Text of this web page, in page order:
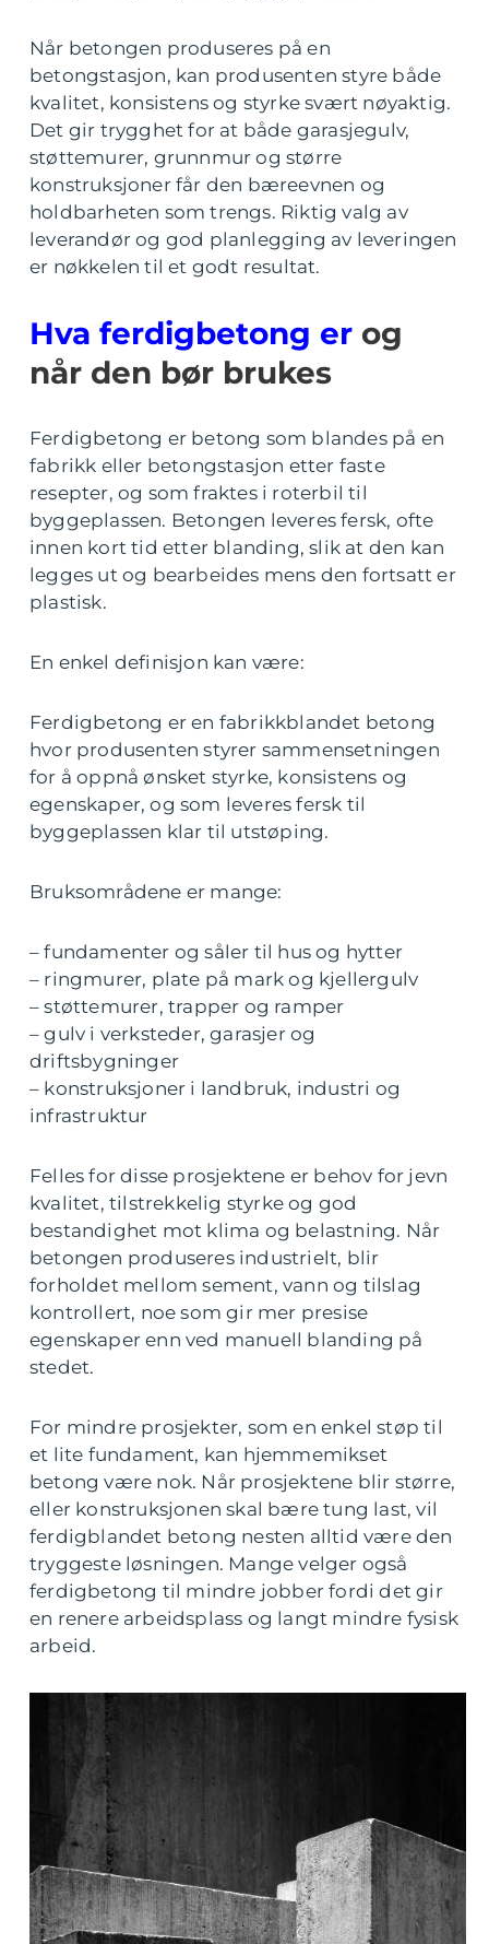
Når betongen produseres på en
betongstasjon, kan produsenten styre både
kvalitet, konsistens og styrke svært nøyaktig.
Det gir trygghet for at både garasjegulv,
støttemurer, grunnmur og større
konstruksjoner får den bæreevnen og
holdbarheten som trengs. Riktig valg av
leverandør og god planlegging av leveringen
er nøkkelen til et godt resultat.
Hva ferdigbetong er og
når den bør brukes
Ferdigbetong er betong som blandes på en
fabrikk eller betongstasjon etter faste
resepter, og som fraktes i roterbil til
byggeplassen. Betongen leveres fersk, ofte
innen kort tid etter blanding, slik at den kan
legges ut og bearbeides mens den fortsatt er
plastisk.
En enkel definisjon kan være:
Ferdigbetong er en fabrikkblandet betong
hvor produsenten styrer sammensetningen
for å oppnå ønsket styrke, konsistens og
egenskaper, og som leveres fersk til
byggeplassen klar til utstøping.
Bruksområdene er mange:
– fundamenter og såler til hus og hytter
– ringmurer, plate på mark og kjellergulv
– støttemurer, trapper og ramper
– gulv i verksteder, garasjer og
driftsbygninger
– konstruksjoner i landbruk, industri og
infrastruktur
Felles for disse prosjektene er behov for jevn
kvalitet, tilstrekkelig styrke og god
bestandighet mot klima og belastning. Når
betongen produseres industrielt, blir
forholdet mellom sement, vann og tilslag
kontrollert, noe som gir mer presise
egenskaper enn ved manuell blanding på
stedet.
For mindre prosjekter, som en enkel støp til
et lite fundament, kan hjemmemikset
betong være nok. Når prosjektene blir større,
eller konstruksjonen skal bære tung last, vil
ferdigblandet betong nesten alltid være den
tryggeste løsningen. Mange velger også
ferdigbetong til mindre jobber fordi det gir
en renere arbeidsplass og langt mindre fysisk
arbeid.